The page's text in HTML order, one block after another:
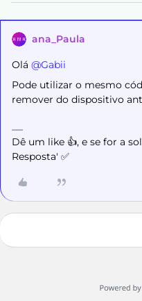
ana_Paula
Olá ​ @Gabii
Pode utilizar o mesmo
remover do dispositivo
Dê um like 👍, e se for a
Resposta' ✅